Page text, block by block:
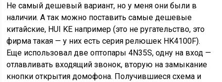
Не самый дешевый вариант, но у меня они были в
наличии. А так можно поставить самые дешевые
китайские, HUI KE например (это не ругательство, это
фирма такая — у них есть серия релюшек HK4100F).
Еще использовал две оптопары 4N35S, одну на вход —
отлавливать входящий звонок, вторую на замыкание
кнопки открытия домофона. Получившиеся схема и